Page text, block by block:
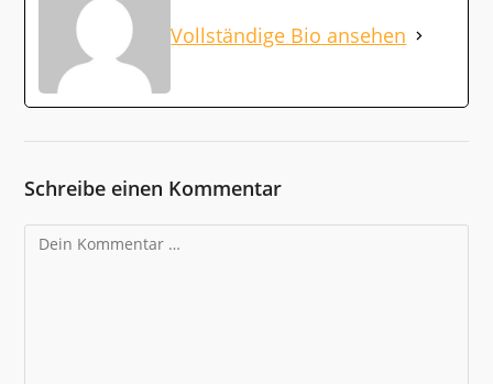
Vollständige Bio ansehen
Schreibe einen Kommentar
Kommentar